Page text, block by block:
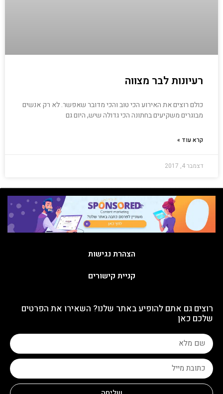
רעיונות לבר מצווה
כולם רוצים את האירוע הכי טוב והכי מדובר שאפשר. לא רק אנשים
מבוגרים משקיעים בחתונה הכי גדולה שיש, היום גם
קרא עוד »
דצמבר 4, 2017
הצהרת נגישות
קניית קישורים
רוצים גם אתם להופיע באתר שלנו? השאירו את הפרטים
שלכם כאן